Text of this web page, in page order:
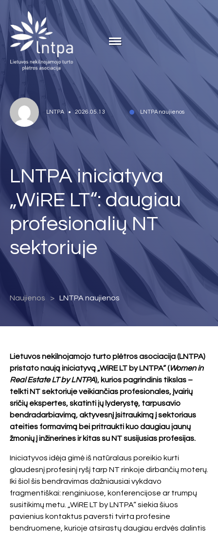
LNTPA 2026.05.13 LNTPA naujienos
LNTPA iniciatyva
„WiRE LT“: daugiau
profesionalių NT
sektoriuje
Naujienos LNTPA naujienos
Lietuvos nekilnojamojo turto plėtros asociacija (LNTPA)
pristato naują iniciatyvą „WiRE LT by LNTPA“ (Women in
Real Estate LT by LNTPA), kurios pagrindinis tikslas –
telkti NT sektoriuje veikiančias profesionales, įvairių
sričių ekspertes, skatinti jų lyderystę, tarpusavio
bendradarbiavimą, aktyvesnį įsitraukimą į sektoriaus
ateities formavimą bei pritraukti kuo daugiau jaunų
žmonių į inžinerines ir kitas su NT susijusias profesijas.
Iniciatyvos idėja gimė iš natūralaus poreikio kurti
glaudesnį profesinį ryšį tarp NT rinkoje dirbančių moterų.
Iki šiol šis bendravimas dažniausiai vykdavo
fragmentiškai: renginiuose, konferencijose ar trumpų
susitikimų metu. „WiRE LT by LNTPA“ siekia šiuos
pavienius kontaktus paversti tvirta profesine
bendruomene, kurioje atsirastų daugiau erdvės dalintis